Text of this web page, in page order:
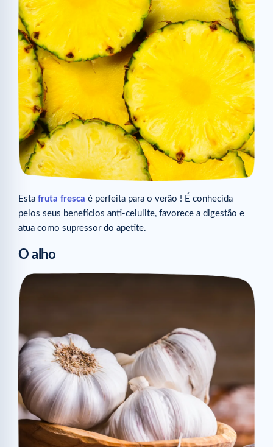
Esta fruta fresca é perfeita para o verão ! É conhecida
pelos seus benefícios anti-celulite, favorece a digestão e
atua como supressor do apetite.
O alho